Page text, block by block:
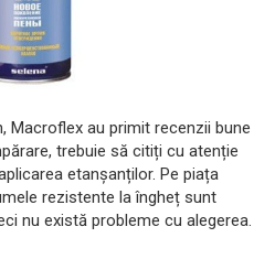
Macroflex au primit recenzii bune
trebuie să citiți cu atenție
etanșanților. Pe piața
rezistente la îngheț sunt
nu există probleme cu alegerea.